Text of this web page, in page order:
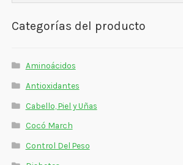
Categorías del producto
Aminoácidos
Antioxidantes
Cabello, Piel y Uñas
Cocó March
Control Del Peso